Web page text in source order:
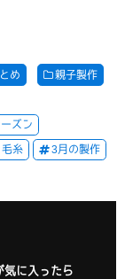
め 親子製作
ズン
毛糸 3月の製作
気に入ったら